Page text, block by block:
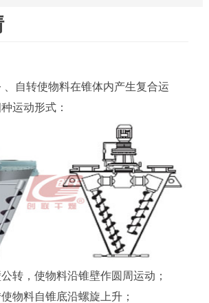
自转使物料在锥体内产生复合运
运动形式：
，使物料沿锥壁作圆周运动；
料自锥底沿螺旋上升；